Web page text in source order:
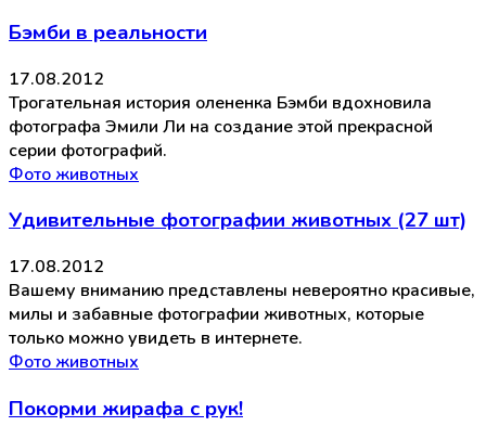
Бэмби в реальности
17.08.2012
Трогательная история олененка Бэмби вдохновила
фотографа Эмили Ли на создание этой прекрасной
серии фотографий.
Фото животных
Удивительные фотографии животных (27 шт)
17.08.2012
Вашему вниманию представлены невероятно красивые,
милы и забавные фотографии животных, которые
только можно увидеть в интернете.
Фото животных
Покорми жирафа с рук!